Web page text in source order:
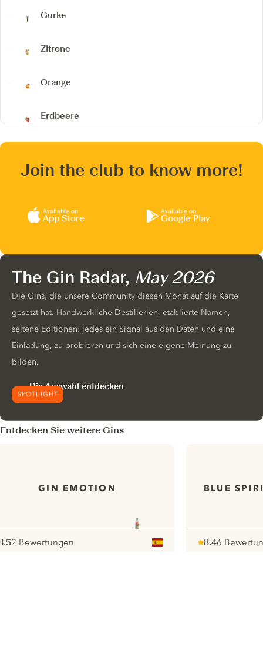
Gurke
Zitrone
Orange
Erdbeere
Join the club to know more!
Available on
App Store
Available on
Google Play
SPOTLIGHT
The Gin Radar, May 2026
Die Gins, die unsere Community diesen Monat auf die Karte
gesetzt hat. Handwerkliche Destillerien, etablierte Namen,
seltene Editionen: jedes ein Signal aus den Daten und eine
Einladung, zu probieren und sich eine eigene Meinung zu
bilden.
Die Auswahl entdecken
Entdecken Sie weitere Gins
GIN EMOTION
2 Bewertungen
BLUE
8.46